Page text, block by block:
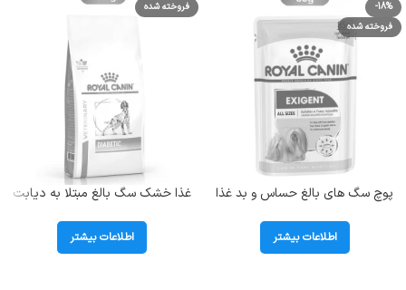
-18%
فروخته شده
پوچ سگ های بالغ حساس و بد غذا
اطلاعات بیشتر
فروخته شده
غذا خشک سگ بالغ مبتلا به دیابت
کیلوگرم
اطلاعات بیشتر